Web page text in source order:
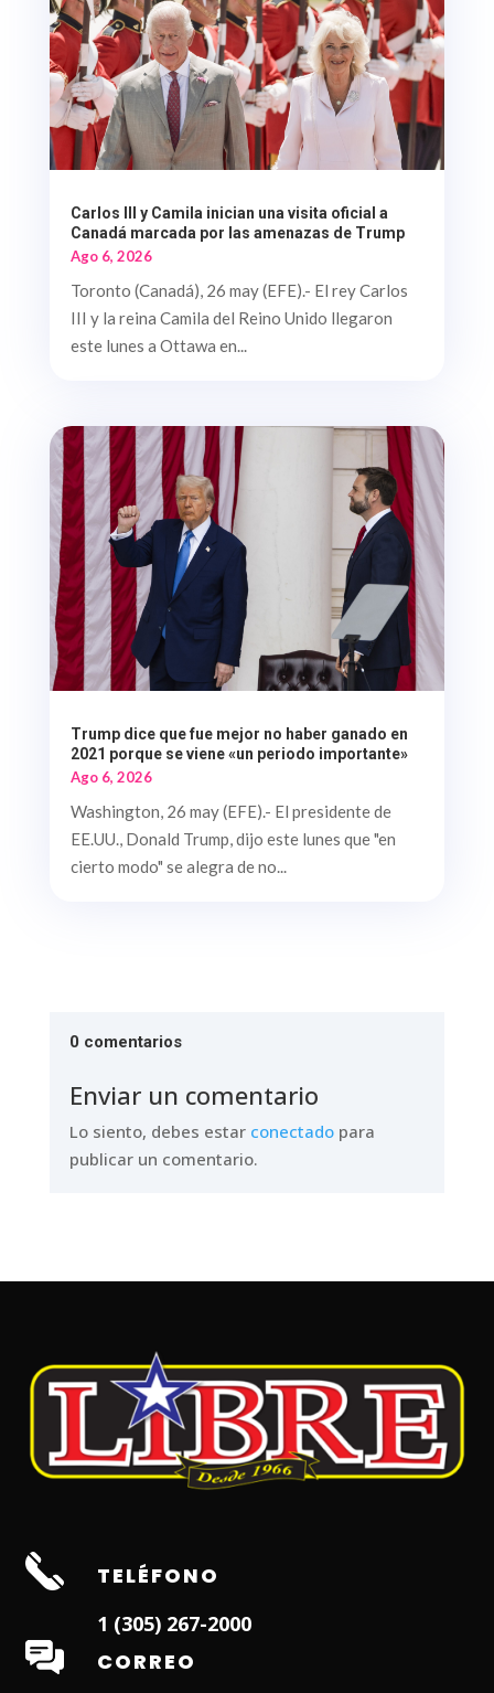
Carlos III y Camila inician una visita oficial a
Canadá marcada por las amenazas de Trump
Ago 6, 2026
Toronto (Canadá), 26 may (EFE).- El rey Carlos
III y la reina Camila del Reino Unido llegaron
este lunes a Ottawa en...
Trump dice que fue mejor no haber ganado en
2021 porque se viene «un periodo importante»
Ago 6, 2026
Washington, 26 may (EFE).- El presidente de
EE.UU., Donald Trump, dijo este lunes que "en
cierto modo" se alegra de no...
0 comentarios
Enviar un comentario
Lo siento, debes estar conectadopara
publicar un comentario.
TELÉFONO
1 (305) 267-2000
CORREO